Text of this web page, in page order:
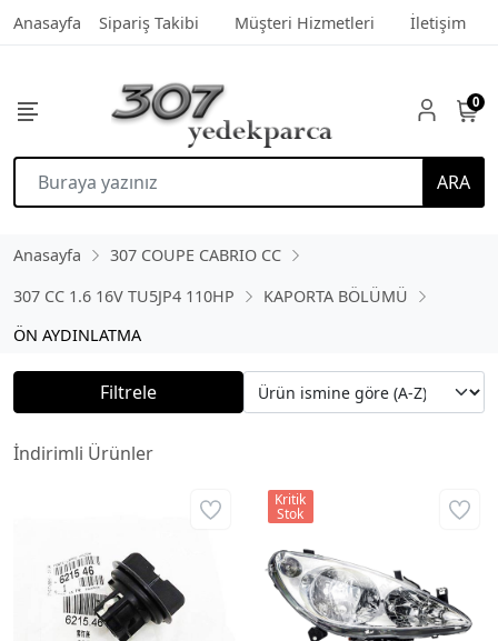
Anasayfa Sipariş Takibi Müşteri Hizmetleri İletişim
ARA
0
Anasayfa
307 COUPE CABRIO CC
307 CC 1.6 16V TU5JP4 110HP
KAPORTA BÖLÜMÜ
ÖN AYDINLATMA
Filtrele
İndirimli Ürünler
Kritik
Stok